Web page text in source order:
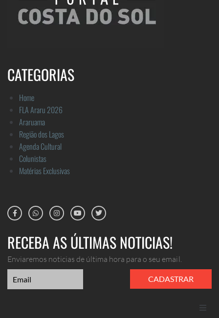
CATEGORIAS
Home
FLA Araru 2026
Araruama
Região dos Lagos
Agenda Cultural
Colunistas
Matérias Exclusivas
RECEBA AS ÚLTIMAS NOTICIAS!
Enviaremos noticias de última hora para o seu email.
CADASTRAR